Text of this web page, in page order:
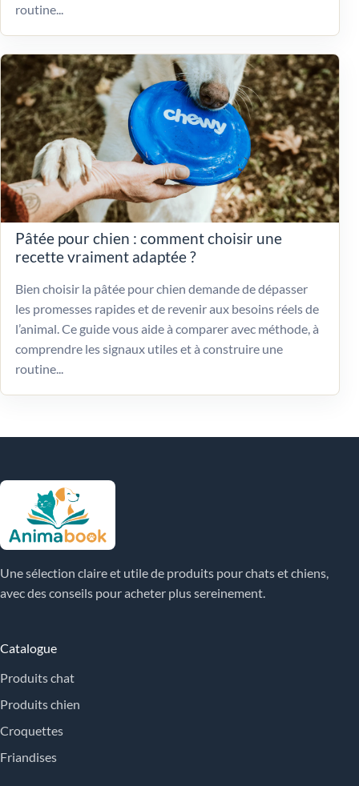
routine...
Pâtée pour chien : comment choisir une
recette vraiment adaptée ?
Bien choisir la pâtée pour chien demande de dépasser
les promesses rapides et de revenir aux besoins réels de
l’animal. Ce guide vous aide à comparer avec méthode, à
comprendre les signaux utiles et à construire une
routine...
Une sélection claire et utile de produits pour chats et chiens,
avec des conseils pour acheter plus sereinement.
Catalogue
Produits chat
Produits chien
Croquettes
Friandises